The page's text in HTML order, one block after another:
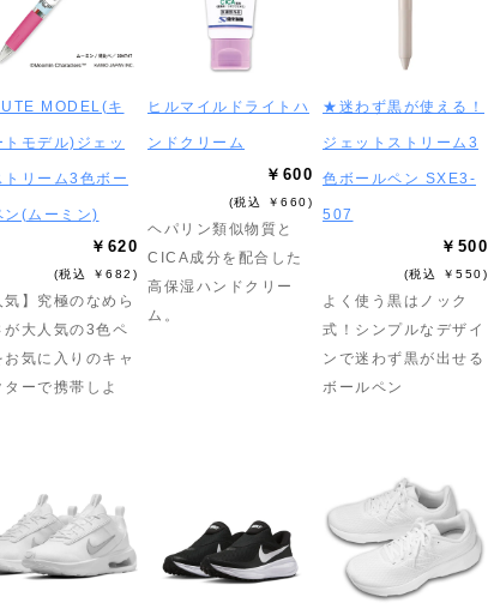
MODEL(キ
トモデル)ジェッ
トリーム3色ボー
ン(ムーミン)
￥620
(税込 ￥682)
気】究極のなめら
が大人気の3色ペ
お気に入りのキャ
ターで携帯しよ
ヒルマイルドライトハ
ンドクリーム
￥600
(税込 ￥660)
ヘパリン類似物質と
CICA成分を配合した
高保湿ハンドクリー
ム。
★迷わず黒が使える！
ジェットストリーム3
色ボールペン SXE3-
507
￥500
(税込 ￥550)
よく使う黒はノック
式！シンプルなデザイ
ンで迷わず黒が出せる
ボールペン